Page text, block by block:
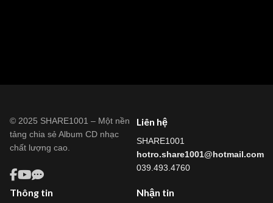
© 2025 SHARE1001 – Một nền
tảng chia sẻ Album CD nhạc
chất lượng cao.
Liên hệ
SHARE1001
hotro.share1001@hotmail.com
039.493.4760
Thông tin Nhận tin